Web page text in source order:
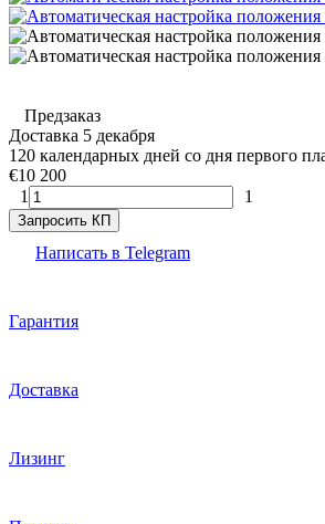
Предзаказ
Доставка 5 декабря
120 календарных дней со дня первого
€10 200
1
1
Запросить КП
Написать в Telegram
Гарантия
Доставка
Лизинг